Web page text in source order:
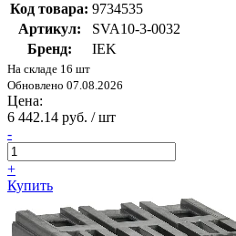
Код товара: 9734535
Артикул:
SVA10-3-0032
Бренд:
IEK
На складе 16 шт
Обновлено 07.08.2026
Цена:
6 442.14 руб. / шт
-
+
Купить